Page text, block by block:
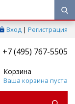
Вход | Регистрация
+7 (495) 767-5505
Корзина
Ваша корзина пуста